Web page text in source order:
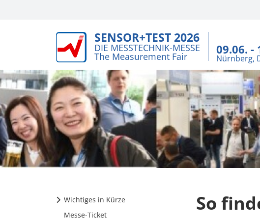
SENSOR+TEST 2026
DIE MESSTECHNIK-MESSE
The Measurement Fair 09.06. -
Nürnberg,
Wichtiges in Kürze
Messe-Ticket
So